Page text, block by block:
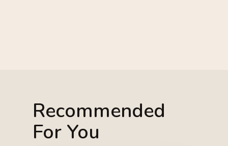
Recommended
For You